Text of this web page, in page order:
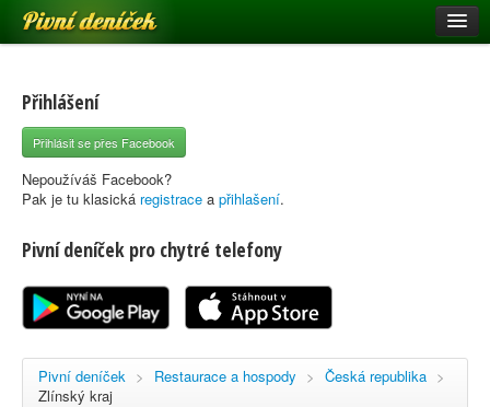
Pivní deníček
Pivní mapa
Pivní značky
Nápověda
Registrace
Přihlášení
Přihlásit se přes Facebook
Nepoužíváš Facebook?
Pak je tu klasická registrace a přihlašení.
Pivní deníček pro chytré telefony
Pivní deníček > Restaurace a hospody > Česká republika >
Zlínský kraj